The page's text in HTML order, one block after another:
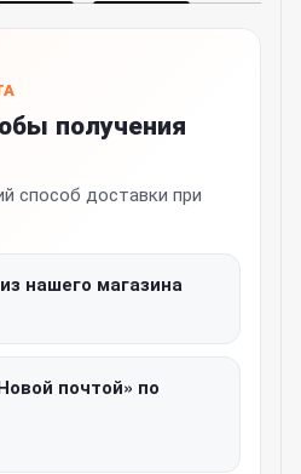
получения
способ доставки при
нашего магазина
почтой» по